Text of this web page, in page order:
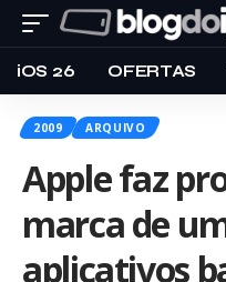
iOS 26 OFERTAS
2009 ARQUIVO
Apple faz
marca de
aplicativos